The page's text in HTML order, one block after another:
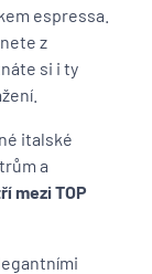
espressa.
z
si i ty
italské
a
mezi TOP